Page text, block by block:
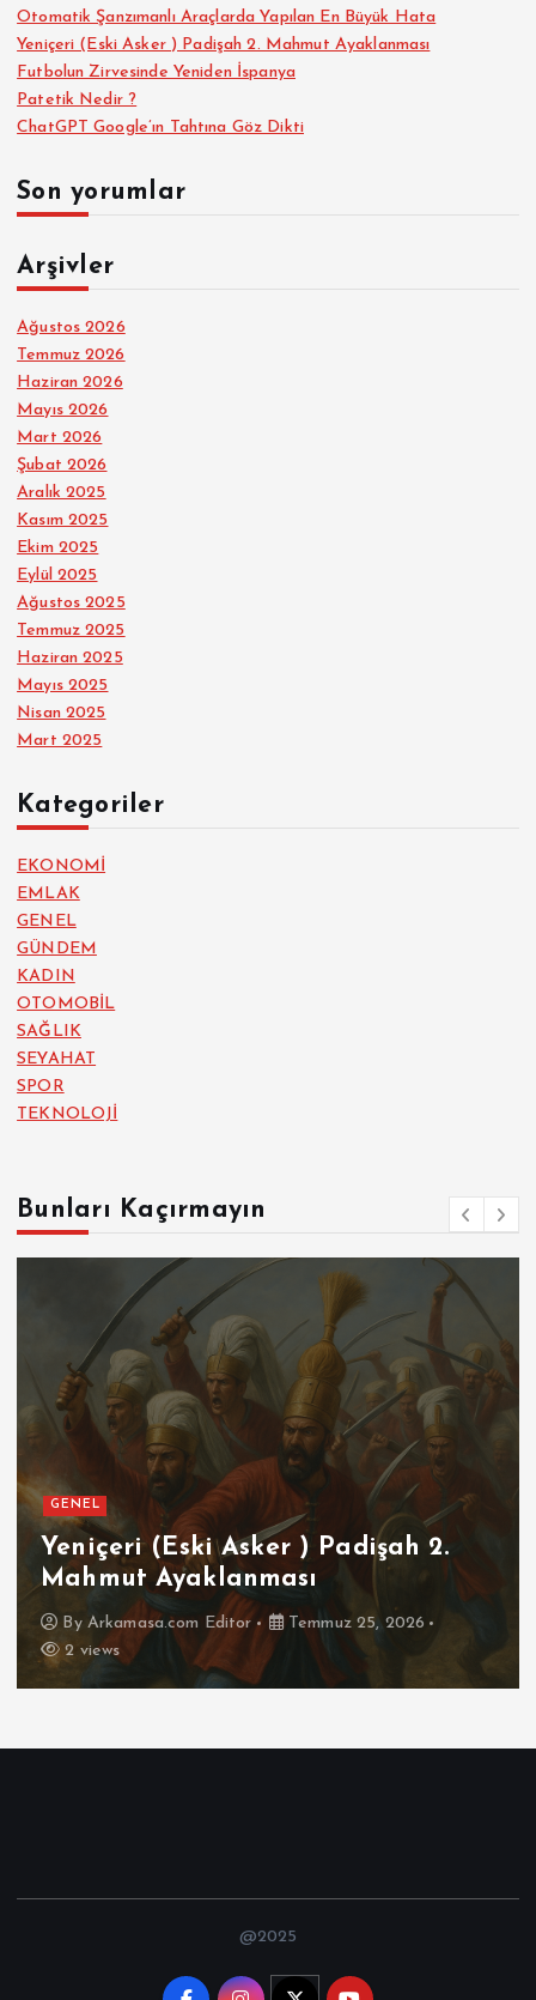
Otomatik Şanzımanlı Araçlarda Yapılan En Büyük Hata
Yeniçeri (Eski Asker ) Padişah 2. Mahmut Ayaklanması
Futbolun Zirvesinde Yeniden İspanya
Patetik Nedir ?
ChatGPT Google’ın Tahtına Göz Dikti
Son yorumlar
Arşivler
Ağustos 2026
Temmuz 2026
Haziran 2026
Mayıs 2026
Mart 2026
Şubat 2026
Aralık 2025
Kasım 2025
Ekim 2025
Eylül 2025
Ağustos 2025
Temmuz 2025
Haziran 2025
Mayıs 2025
Nisan 2025
Mart 2025
Kategoriler
EKONOMİ
EMLAK
GENEL
GÜNDEM
KADIN
OTOMOBİL
SAĞLIK
SEYAHAT
SPOR
TEKNOLOJİ
Bunları Kaçırmayın
GENEL SPOR
Futbolun Zirvesinde Yeniden
İspanya
By Arkamasa.com Editor
Temmuz 16, 2026
3 views
@2025